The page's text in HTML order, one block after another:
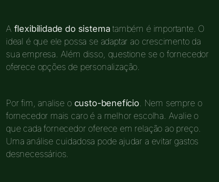
A flexibilidade do sistema também é importante. O
ideal é que ele possa se adaptar ao crescimento da
sua empresa. Além disso, questione se o fornecedor
oferece opções de personalização.
Por fim, analise o custo-benefício . Nem sempre o
fornecedor mais caro é a melhor escolha. Avalie o
que cada fornecedor oferece em relação ao preço.
Uma análise cuidadosa pode ajudar a evitar gastos
desnecessários.